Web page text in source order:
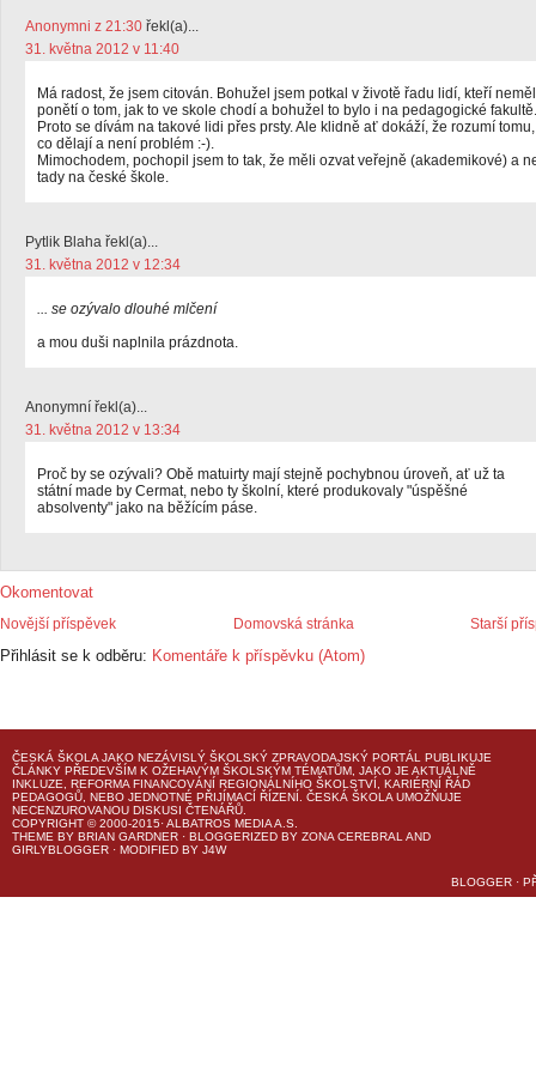
Anonymni z 21:30 řekl(a)...
31. května 2012 v 11:40
Má radost, že jsem citován. Bohužel jsem potkal v životě řadu lidí, kteří
ponětí o tom, jak to ve skole chodí a bohužel to bylo i na pedagogické fakultě.
Proto se dívám na takové lidi přes prsty. Ale klidně ať dokáží, že rozumí tomu,
co dělají a není problém :-).
Mimochodem, pochopil jsem to tak, že měli ozvat veřejně (akademikové) a
tady na české škole.
Pytlik Blaha řekl(a)...
31. května 2012 v 12:34
... se ozývalo dlouhé mlčení
a mou duši naplnila prázdnota.
Anonymní řekl(a)...
31. května 2012 v 13:34
Proč by se ozývali? Obě matuirty mají stejně pochybnou úroveň, ať už ta
státní made by Cermat, nebo ty školní, které produkovaly "úspěšné
absolventy" jako na běžícím páse.
Okomentovat
Novější příspěvek Starší
Domovská stránka
Přihlásit se k odběru: Komentáře k příspěvku (Atom)
ČESKÁ ŠKOLA JAKO NEZÁVISLÝ ŠKOLSKÝ ZPRAVODAJSKÝ PORTÁL PUBLIKUJE
ČLÁNKY PŘEDEVŠÍM K OŽEHAVÝM ŠKOLSKÝM TÉMATŮM, JAKO JE AKTUÁLNĚ
INKLUZE, REFORMA FINANCOVÁNÍ REGIONÁLNÍHO ŠKOLSTVÍ, KARIÉRNÍ ŘÁD
PEDAGOGŮ, NEBO JEDNOTNÉ PŘIJÍMACÍ ŘÍZENÍ. ČESKÁ ŠKOLA UMOŽŇUJE
NECENZUROVANOU DISKUSI ČTENÁŘŮ.
COPYRIGHT © 2000-2015· ALBATROS MEDIA A.S.
THEME BY BRIAN GARDNER · BLOGGERIZED BY ZONA CEREBRAL AND
GIRLYBLOGGER · MODIFIED BY J4W
BLOGGER ·